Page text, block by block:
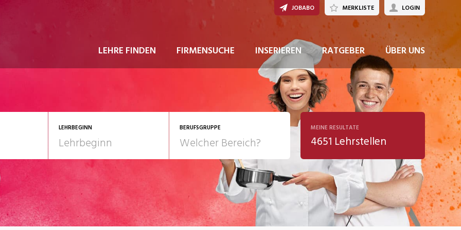
LEHRE FINDEN FIRMENSUCHE INSERIEREN RATGEBER ÜBER UNS
JOBABO MERKLISTE LOGIN
LEHRBEGINN BERUFSGRUPPE
Gesundheit/Pflege/Soziales
Telco
Kultur
MEINE RESULTATE
4651 Lehrstellen
JETZT BEWERBEN